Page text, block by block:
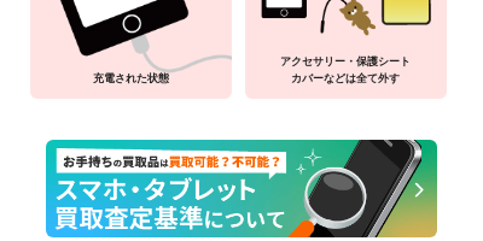
充電された状態
アクセサリー・保護シート
カバーなどは全て外す